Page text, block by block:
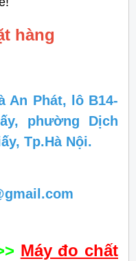
hàng
An Phát, lô B14-
phường Dịch
Tp.Hà Nội.
Máy đo chất